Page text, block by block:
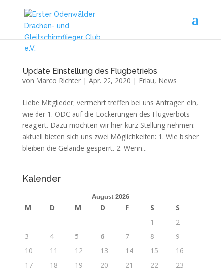
Update Einstellung des Flugbetriebs
von Marco Richter| Apr. 22, 2020 | Erlau, News
Liebe Mitglieder, vermehrt treffen bei uns Anfragen ein,
wie der 1. ODC auf die Lockerungen des Flugverbots
reagiert. Dazu möchten wir hier kurz Stellung nehmen:
aktuell bieten sich uns zwei Möglichkeiten: 1. Wie bisher
bleiben die Gelände gesperrt. 2. Wenn...
Kalender
August 2026
M D M D F S
S
1
2
3
4 5 6 7 8
9
10
11 12 13 14 15
16
17
18 19 20 21 22
23